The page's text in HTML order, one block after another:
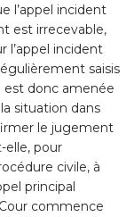
l’appel incident
est irrecevable,
l’appel incident
saisis
est donc amenée
situation dans
le jugement
elle, pour
civile, à
principal
commence